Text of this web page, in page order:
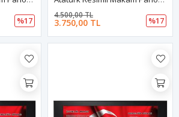
%17 3.750,00 TL
4.500,00 TL
%17